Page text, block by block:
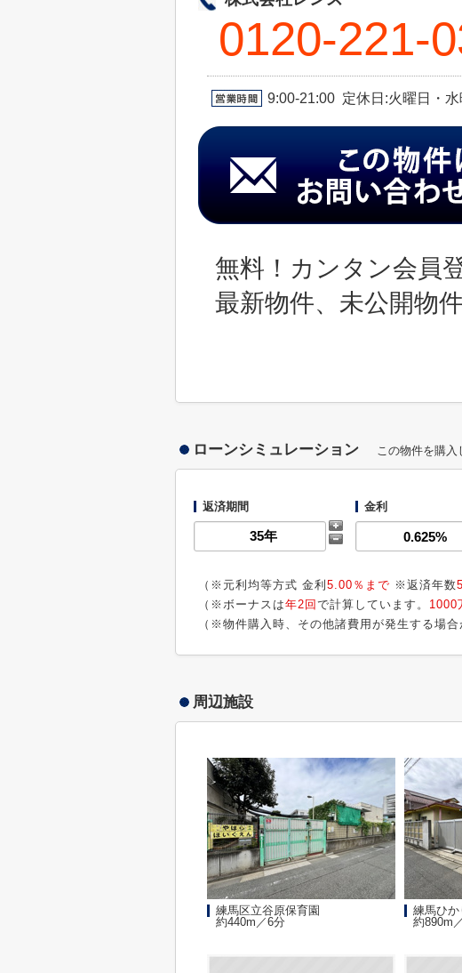
0120-221-
9:00-21:00 定休日:火曜日・水
無料！カンタン会員
最新物件、未公開物
ローンシミュレーション この物件を購入
返済期間 金利
（※元利均等方式 金利 5.00％まで ※返済年数
（※ボーナスは年2回 で計算しています。 1000
（※物件購入時、その他諸費用が発生する場合
周辺施設
練馬区立谷原保育園
約440m／6分
練馬ひか
約890m